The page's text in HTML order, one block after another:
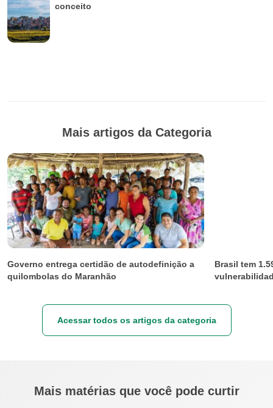
conceito
Mais artigos da Categoria
Governo entrega certidão de autodefinição a
quilombolas do Maranhão
Brasil tem
Acessar todos os artigos da categoria
Mais matérias que você pode curtir